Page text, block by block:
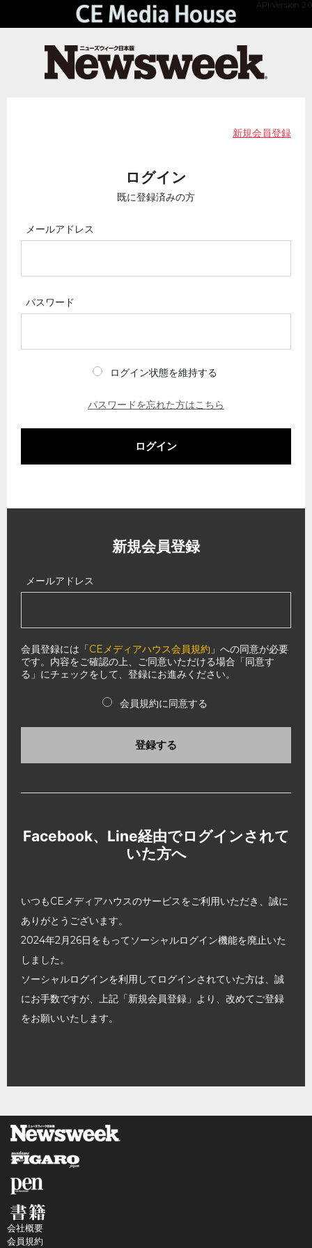
API Version 2.0
新規会員登録
ログイン
既に登録済みの方
メールアドレス
パスワード
ログイン状態を維持する
パスワードを忘れた方はこちら
ログイン
新規会員登録
メールアドレス
会員登録には「CEメディアハウス会員規約 」への同意が必要
です。内容をご確認の上、ご同意いただける場合「同意す
る」にチェックをして、登録にお進みください。
会員規約に同意する
登録する
Facebook、Line経由でログインされて
いた方へ
いつもCEメディアハウスのサービスをご利用いただき、誠に
ありがとうございます。
2024年2月26日をもってソーシャルログイン機能を廃止いた
しました。
ソーシャルログインを利用してログインされていた方は、誠
にお手数ですが、上記「新規会員登録」より、改めてご登録
をお願いいたします。
会社概要
会員規約